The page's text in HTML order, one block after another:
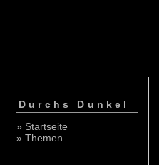
Durchs Dunkel
» Startseite
» Themen